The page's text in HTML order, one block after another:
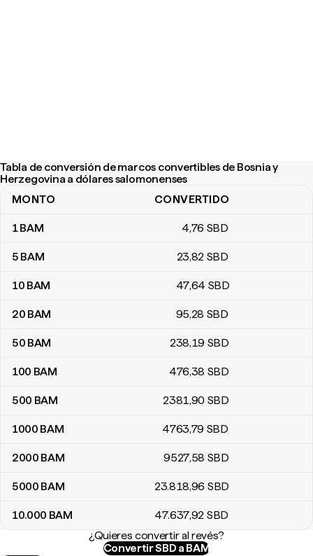
Tabla de conversión de marcos convertibles de Bosnia y
Herzegovina a dólares salomonenses
Tabla de conversión de marcos convertibles de Bosnia y
MONTO CONVERTIDO
1BAM 4,76 SBD
5 BAM 23,82 SBD
10 BAM 47,64 SBD
20 BAM 95,28 SBD
50 BAM 238,19 SBD
100 BAM 476,38 SBD
500 BAM 2381,90 SBD
1000 BAM 4763,79 SBD
2000 BAM 9527,58 SBD
5000 BAM 23.818,96 SBD
10.000 BAM 47.637,92 SBD
¿Quieres convertir al revés?
Convertir SBD a BAM